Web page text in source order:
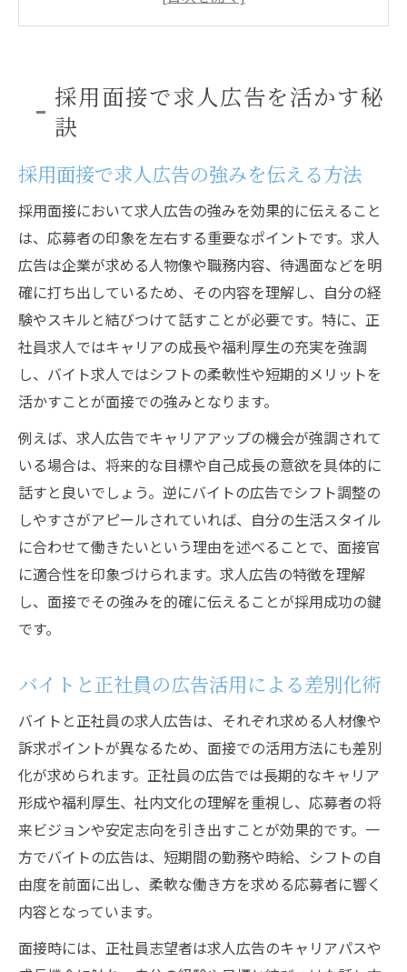
アルバイトと正社員の求人活用法を解説
正社員求人広告を活用した自己PRの秘訣
採用面接で求人広告を具体例に使う方法
バイトと正社員応募時の広告チェック法
求人広告から採用官の評価基準を探る視点
求人広告の情報を面接で最大限活かすには
採用面接で求人広告の内容を深掘りする質
問例
バイトと正社員求人の違いを活かす面接術
広告から読み取る採用側ニーズと対策法
求人情報を基にした逆質問の効果的な切り
口
採用面接で求人広告に注目する理由と活用
法
正社員とバイト面接の違いを知るコツ
採用面接で正社員とバイトの質問傾向を理
バイトと正社員求人の面接対策の違い
採用担当者が重視する広告情報の比較
面接で伝えるべき求人広告の活用例
採用面接で注目される広告の見極め方
採用面接で求人広告から選ぶべき情報とは
バイトと正社員の広告で重視すべき採用要
素
求人広告の表現が面接評価に与える影響
採用面接官が注目する求人広告の特徴
応募前に確認したい広告の採用視点
採用面接で求人広告を活かす秘
訣
採用面接で求人広告の強みを伝える方法
採用面接において求人広告の強みを効果的に伝えること
は、応募者の印象を左右する重要なポイントです。求人
広告は企業が求める人物像や職務内容、待遇面などを明
確に打ち出しているため、その内容を理解し、自分の経
験やスキルと結びつけて話すことが必要です。特に、正
社員求人ではキャリアの成長や福利厚生の充実を強調
し、バイト求人ではシフトの柔軟性や短期的メリットを
活かすことが面接での強みとなります。
例えば、求人広告でキャリアアップの機会が強調されて
いる場合は、将来的な目標や自己成長の意欲を具体的に
話すと良いでしょう。逆にバイトの広告でシフト調整の
しやすさがアピールされていれば、自分の生活スタイル
に合わせて働きたいという理由を述べることで、面接官
に適合性を印象づけられます。求人広告の特徴を理解
し、面接でその強みを的確に伝えることが採用成功の鍵
です。
バイトと正社員の広告活用による差別化術
バイトと正社員の求人広告は、それぞれ求める人材像や
訴求ポイントが異なるため、面接での活用方法にも差別
化が求められます。正社員の広告では長期的なキャリア
形成や福利厚生、社内文化の理解を重視し、応募者の将
来ビジョンや安定志向を引き出すことが効果的です。一
方でバイトの広告は、短期間の勤務や時給、シフトの自
由度を前面に出し、柔軟な働き方を求める応募者に響く
内容となっています。
面接時には、正社員志望者は求人広告のキャリアパスや